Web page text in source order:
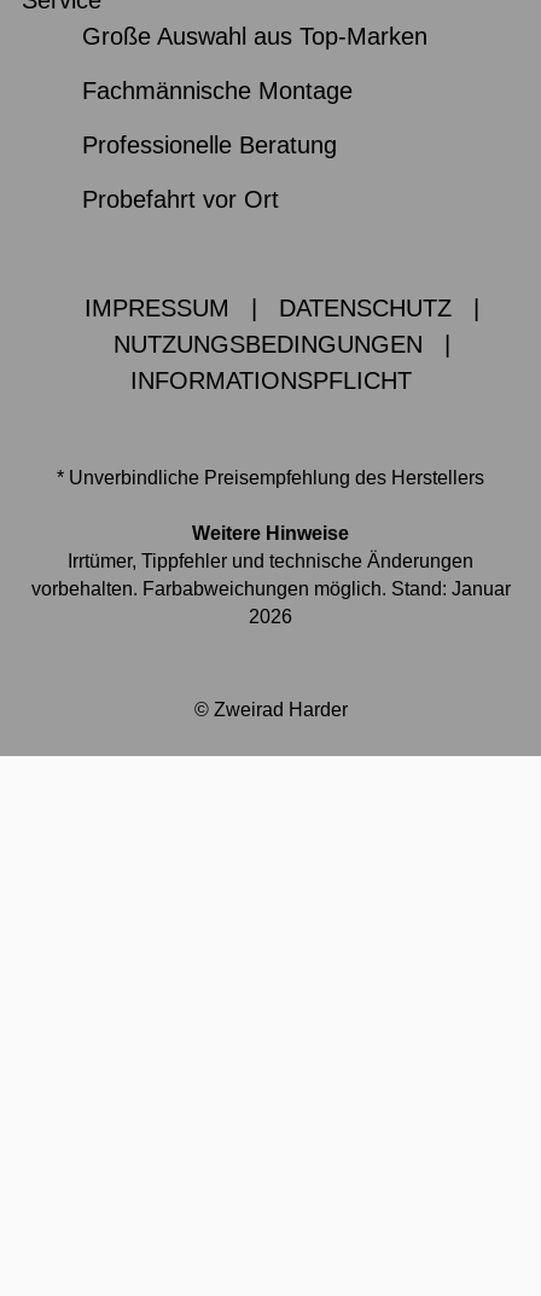
Große Auswahl aus Top-Marken
Fachmännische Montage
Professionelle Beratung
Probefahrt vor Ort
IMPRESSUM DATENSCHUTZ
NUTZUNGSBEDINGUNGEN
INFORMATIONSPFLICHT
* Unverbindliche Preisempfehlung des Herstellers
Weitere Hinweise
Irrtümer, Tippfehler und technische Änderungen
vorbehalten. Farbabweichungen möglich. Stand: Januar
2026
© Zweirad Harder